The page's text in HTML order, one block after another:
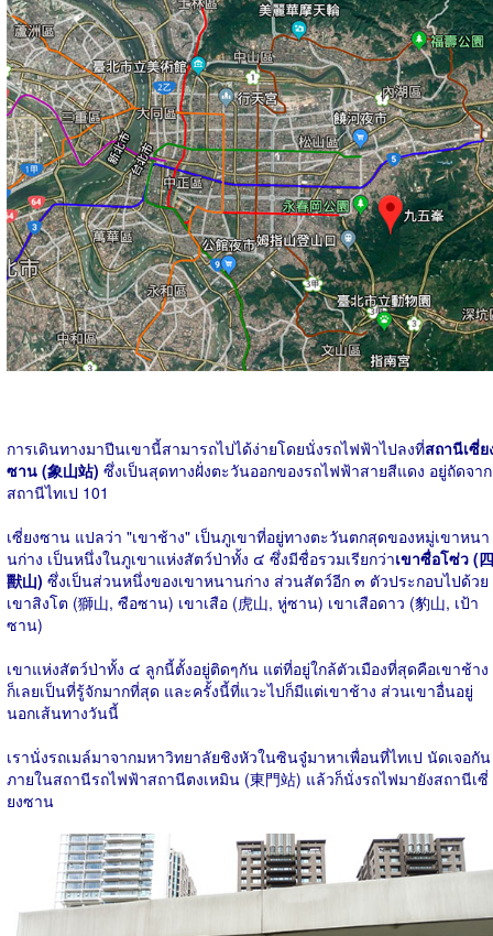
การเดินทางมาปีนเขานี้สามารถไปได้ง่ายโดยนั่งรถไฟฟ้าไปลงที่สถานีเซี่ย
ซาน (象山站) ซึ่งเป็นสุดทางฝั่งตะวันออกของรถไฟฟ้าสายสีแดง อยู่ถัดจาก
สถานีไทเป 101
เซี่ยงซาน แปลว่า "เขาช้าง" เป็นภูเขาที่อยู่ทางตะวันตกสุดของหมู่เขาหนา
นก่าง เป็นหนึ่งในภูเขาแห่งสัตว์ป่าทั้ง ๔ ซึ่งมีชื่อรวมเรียกว่าเขาซื่อโซ่ว (四
獸山) ซึ่งเป็นส่วนหนึ่งของเขาหนานก่าง ส่วนสัตว์อีก ๓ ตัวประกอบไปด้วย
เขาสิงโต (獅山, ซือซาน) เขาเสือ (虎山, หู่ซาน) เขาเสือดาว (豹山, เป้า
ซาน)
เขาแห่งสัตว์ป่าทั้ง ๔ ลูกนี้ตั้งอยู่ติดๆกัน แต่ที่อยู่ใกล้ตัวเมืองที่สุดคือเขาช้าง
ก็เลยเป็นที่รู้จักมากที่สุด และครั้งนี้ที่แวะไปก็มีแต่เขาช้าง ส่วนเขาอื่นอยู่
นอกเส้นทางวันนี้
เรานั่งรถเมล์มาจากมหาวิทยาลัยชิงหัวในซินจู๋มาหาเพื่อนที่ไทเป นัดเจอกัน
ภายในสถานีรถไฟฟ้าสถานีตงเหมิน (東門站) แล้วก็นั่งรถไฟมายังสถานีเซี่
ยงซาน